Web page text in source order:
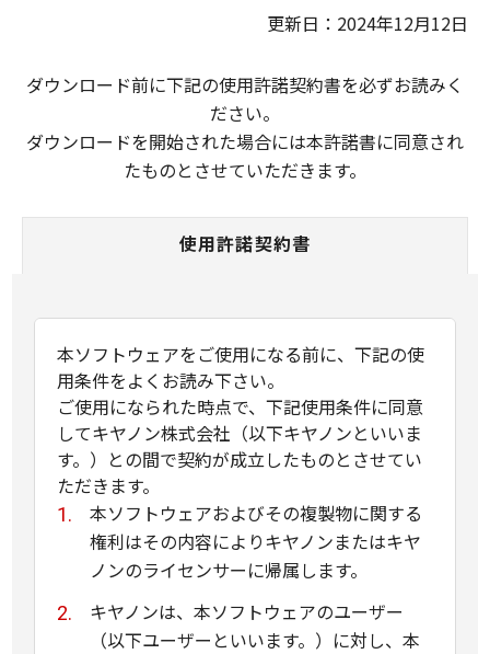
更新日：2024年12月12日
ダウンロード前に下記の使用許諾契約書を必ずお読みく
ださい。
ダウンロードを開始された場合には本許諾書に同意され
たものとさせていただきます。
使用許諾契約書
本ソフトウェアをご使用になる前に、下記の使
用条件をよくお読み下さい。
ご使用になられた時点で、下記使用条件に同意
してキヤノン株式会社（以下キヤノンといいま
す。）との間で契約が成立したものとさせてい
ただきます。
本ソフトウェアおよびその複製物に関する
権利はその内容によりキヤノンまたはキヤ
ノンのライセンサーに帰属します。
キヤノンは、本ソフトウェアのユーザー
（以下ユーザーといいます。）に対し、本